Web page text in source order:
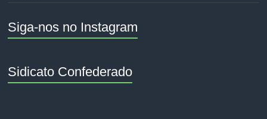
Siga-nos no Instagram
Sidicato Confederado